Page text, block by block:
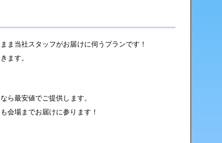
ま当社スタッフがお届けに伺うプランです！
ます。
ら最安値でご提供します。
会場までお届けに参ります！